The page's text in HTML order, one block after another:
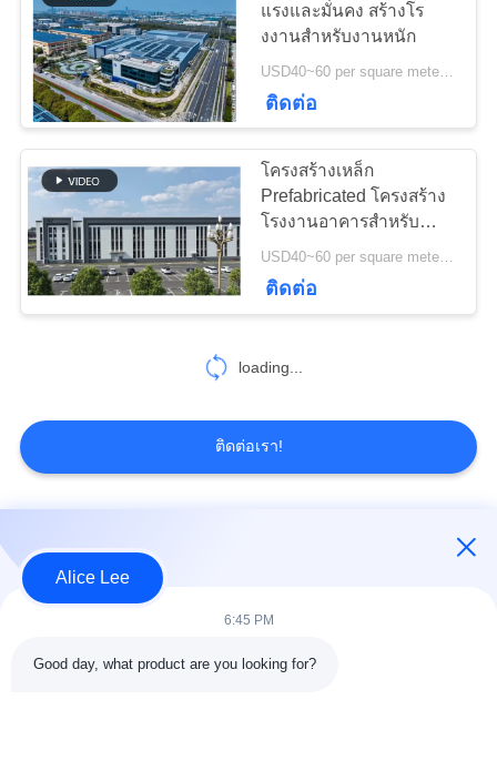
อาคารโชว์รูมรถยนต์
11
แรงและมั่นคง สร้างโร
งงานสําหรับงานหนัก
USD40~60 per square meter MOQ:1,000 ตารางเมตร
ติดต่อ
โครงสร้างเหล็ก
Prefabricated โครงสร้าง
โรงงานอาคารสําหรับ
ภาระและการออกแบบ
USD40~60 per square meter MOQ:1000 square meter
ติดต่อ
loading...
ติดต่อเรา!
ทั้งหมด
การก่อสร้างโครงสร้าง
Alice Lee
6:45 PM
Good day, what product are you looking for?